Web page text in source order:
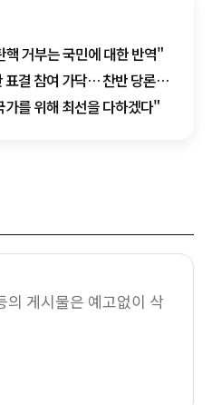
거부는 국민에 대한 반역"
표결 참여 가닥… 찬반 당론은
를 위해 최선을 다하겠다"